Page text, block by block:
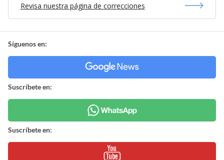
Revisa nuestra página de correcciones
Síguenos en:
Suscríbete en:
Suscríbete en: